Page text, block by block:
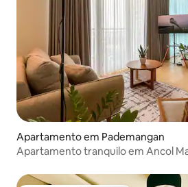
Apartamento em Pademangan
Apartamento tranquilo em Ancol